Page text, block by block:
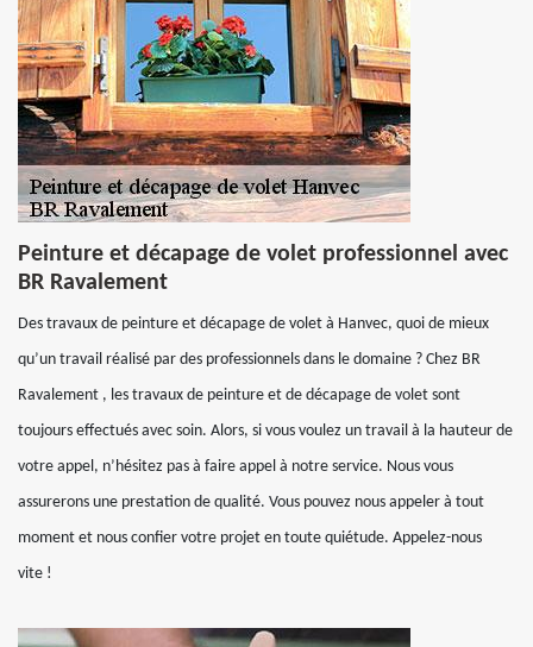
Peinture et décapage de volet professionnel avec
BR Ravalement
Des travaux de peinture et décapage de volet à Hanvec, quoi de mieux
qu’un travail réalisé par des professionnels dans le domaine ? Chez BR
Ravalement , les travaux de peinture et de décapage de volet sont
toujours effectués avec soin. Alors, si vous voulez un travail à la hauteur de
votre appel, n’hésitez pas à faire appel à notre service. Nous vous
assurerons une prestation de qualité. Vous pouvez nous appeler à tout
moment et nous confier votre projet en toute quiétude. Appelez-nous
vite !